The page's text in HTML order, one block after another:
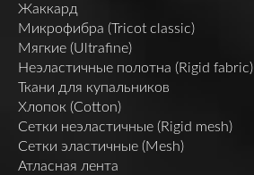
Жаккард
Микрофибра (Tricot classic)
Мягкие (Ultrafine)
Неэластичные полотна (Rigid fabric)
Ткани для купальников
Хлопок (Cotton)
Сетки неэластичные (Rigid mesh)
Сетки эластичные (Mesh)
Атласная лента